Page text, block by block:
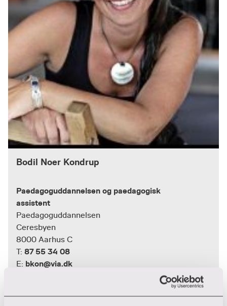
Bodil Noer Kondrup
Paedagoguddannelsen og paedagogisk
assistent
Paedagoguddannelsen
Ceresbyen
8000 Aarhus C
T: 87 55 34 08
E: bkon@via.dk